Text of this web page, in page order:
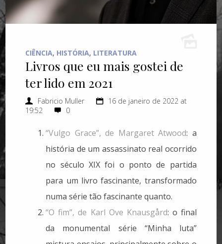
CIÊNCIA, HISTÓRIA, LITERATURA
Livros que eu mais gostei de
ter lido em 2021
Fabricio Muller
16 de janeiro de 2022 at
19:52
0
“Vulgo Grace”, de Margaret Atwood: a
história de um assassinato real ocorrido
no século XIX foi o ponto de partida
para um livro fascinante, transformado
numa série tão fascinante quanto.
“O fim”, de Karl Ove Knausgård: o final
da monumental série “Minha luta”